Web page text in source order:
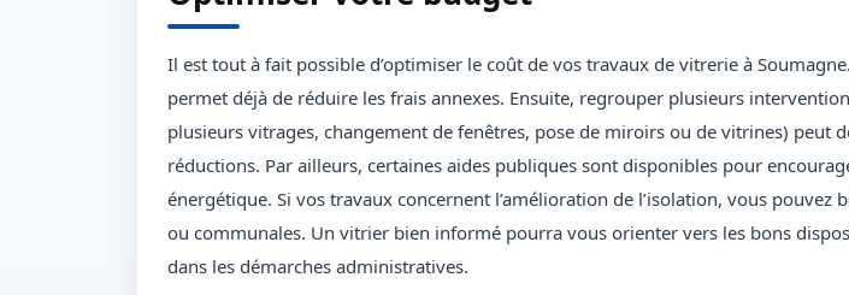
Il est tout à fait possible d’optimiser le coût de vos travaux de vitrerie à
permet déjà de réduire les frais annexes. Ensuite, regrouper plusieurs
plusieurs vitrages, changement de fenêtres, pose de miroirs ou de vitrines) peut
réductions. Par ailleurs, certaines aides publiques sont disponibles pour
énergétique. Si vos travaux concernent l’amélioration de l’isolation, vous pouvez
ou communales. Un vitrier bien informé pourra vous orienter vers les bons
dans les démarches administratives.